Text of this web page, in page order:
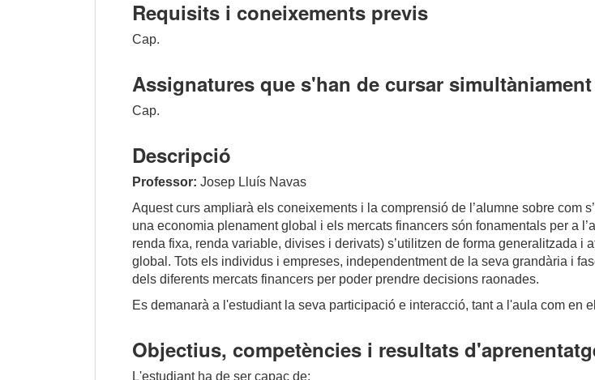
Requisits i coneixements previs
Cap.
Assignatures que s'han de cursar simultàniament
Cap.
Descripció
Professor: Josep Lluís Navas
Aquest curs ampliarà els coneixements i la comprensió de l’alumne sobre com
una economia plenament global i els mercats financers són fonamentals per a
renda fixa, renda variable, divises i derivats) s’utilitzen de forma generalitzada
global. Tots els individus i empreses, independentment de la seva grandària i
dels diferents mercats financers per poder prendre decisions raonades.
Es demanarà a l'estudiant la seva participació e interacció, tant a l'aula com en
Objectius, competències i resultats
L'estudiant ha de ser capaç de: